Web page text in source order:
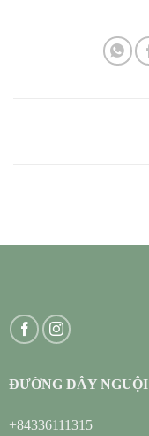
ĐƯỜNG DÂY NGUỘI
+84336111315